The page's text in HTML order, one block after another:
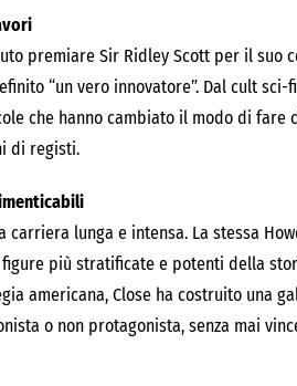
premiare Sir Ridley Scott per il suo
“un vero innovatore”. Dal cult
che hanno cambiato il modo di fare
di registi.
carriera lunga e intensa. La stessa
più stratificate e potenti della
americana, Close ha costruito una
o non protagonista, senza mai